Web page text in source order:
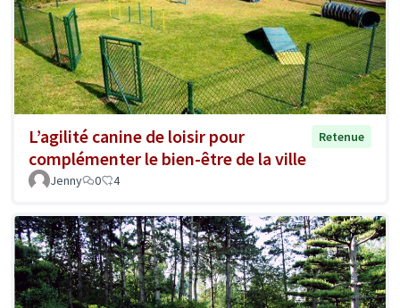
L’agilité canine de loisir pour
complémenter le bien-être de la ville
Retenue
Jenny 0 4